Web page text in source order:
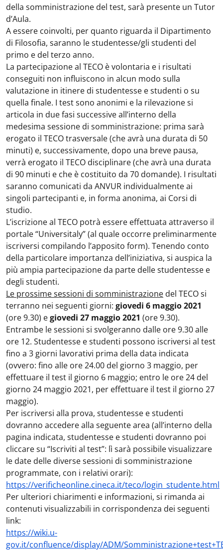
della somministrazione del test, sarà presente un Tutor
d’Aula.
A essere coinvolti, per quanto riguarda il Dipartimento
di Filosofia, saranno le studentesse/gli studenti del
primo e del terzo anno.
La partecipazione al TECO è volontaria e i risultati
conseguiti non influiscono in alcun modo sulla
valutazione in itinere di studentesse e studenti o su
quella finale. I test sono anonimi e la rilevazione si
articola in due fasi successive all’interno della
medesima sessione di somministrazione: prima sarà
erogato il TECO trasversale (che avrà una durata di 50
minuti) e, successivamente, dopo una breve pausa,
verrà erogato il TECO disciplinare (che avrà una durata
di 90 minuti e che è costituito da 70 domande). I risultati
saranno comunicati da ANVUR individualmente ai
singoli partecipanti e, in forma anonima, ai Corsi di
studio.
L’iscrizione al TECO potrà essere effettuata attraverso il
portale “Universitaly” (al quale occorre preliminarmente
iscriversi compilando l’apposito form). Tenendo conto
della particolare importanza dell’iniziativa, si auspica la
più ampia partecipazione da parte delle studentesse e
degli studenti.
Le prossime sessioni di somministrazione del TECO si
terranno nei seguenti giorni: giovedi 6 maggio 2021
(ore 9.30) egiovedi 27 maggio 2021 (ore 9.30).
Entrambe le sessioni si svolgeranno dalle ore 9.30 alle
ore 12. Studentesse e studenti possono iscriversi al test
fino a 3 giorni lavorativi prima della data indicata
(ovvero: fino alle ore 24.00 del giorno 3 maggio, per
effettuare il test il giorno 6 maggio; entro le ore 24 del
giorno 24 maggio 2021, per effettuare il test il giorno 27
maggio).
Per iscriversi alla prova, studentesse e studenti
dovranno accedere alla seguente area (all’interno della
pagina indicata, studentesse e studenti dovranno poi
cliccare su “Iscriviti al test”: lì sarà possibile visualizzare
le date delle diverse sessioni di somministrazione
programmate, con i relativi orari):
https://verificheonline.cineca.it/teco/login_studente.html
Per ulteriori chiarimenti e informazioni, si rimanda ai
contenuti visualizzabili in corrispondenza dei seguenti
link:
https://wiki.u-
gov.it/confluence/display/ADM/